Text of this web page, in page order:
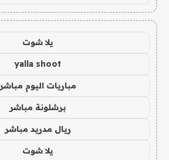
يلا شوت
yalla shoot
مباريات اليوم مباشر
برشلونة مباشر
ريال مدريد مباشر
يلا شوت